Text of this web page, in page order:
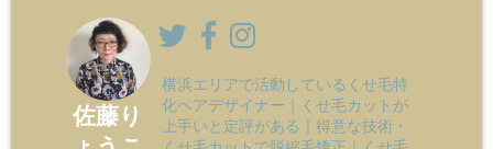
佐藤り
横浜エリアで活動しているくせ毛特
化ヘアデザイナー｜くせ毛カットが
上手いと定評がある｜得意な技術・